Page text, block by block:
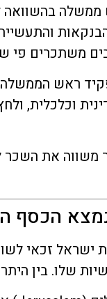
בהשוואה
משתכרים פי
ראש הממשלה
מדינית
את השכר
הכסף
זכאי
שלו. בין